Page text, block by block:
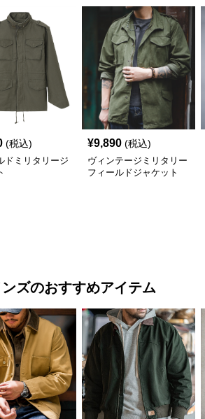
(税込)
ドミリタリージ
¥9,890 (税込)
ヴィンテージミリタリー
フィールドジャケット
ンズのおすすめアイテム